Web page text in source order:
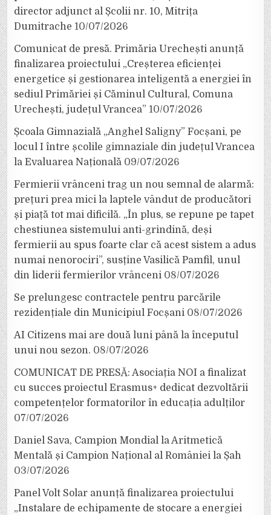
director adjunct al Școlii nr. 10, Mitrița
Dumitrache 10/07/2026
Comunicat de presă. Primăria Urechești anunță
finalizarea proiectului „Creșterea eficienței
energetice și gestionarea inteligentă a energiei în
sediul Primăriei și Căminul Cultural, Comuna
Urechești, județul Vrancea” 10/07/2026
Școala Gimnazială „Anghel Saligny” Focșani, pe
locul I între școlile gimnaziale din județul Vrancea
la Evaluarea Națională 09/07/2026
Fermierii vrânceni trag un nou semnal de alarmă:
prețuri prea mici la laptele vândut de producători
și piață tot mai dificilă. „În plus, se repune pe tapet
chestiunea sistemului anti-grindină, deși
fermierii au spus foarte clar că acest sistem a adus
numai nenorociri”, susține Vasilică Pamfil, unul
din liderii fermierilor vrânceni 08/07/2026
Se prelungesc contractele pentru parcările
rezidențiale din Municipiul Focșani 08/07/2026
AI Citizens mai are două luni până la începutul
unui nou sezon. 08/07/2026
COMUNICAT DE PRESĂ: Asociația NOI a finalizat
cu succes proiectul Erasmus+ dedicat dezvoltării
competențelor formatorilor în educația adulților
07/07/2026
Daniel Sava, Campion Mondial la Aritmetică
Mentală și Campion Național al României la Șah
03/07/2026
Panel Volt Solar anunță finalizarea proiectului
„Instalare de echipamente de stocare a energiei